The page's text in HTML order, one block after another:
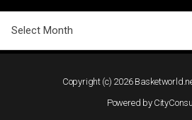
Select Month
Copyright (c) 2026
Powered by